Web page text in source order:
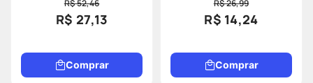
R$ 52,46
R$ 27,13
Comprar
R$ 26,99
R$ 14,24
Comprar